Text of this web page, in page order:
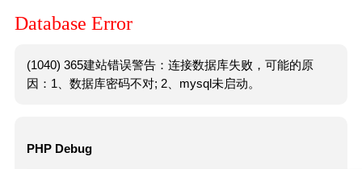
Database Error
(1040) 365建站错误警告：连接数据库失败，可能的原
因：1、数据库密码不对; 2、mysql未启动。
PHP Debug